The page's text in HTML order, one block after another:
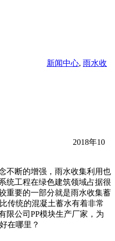
新闻中心, 雨水收
2018年10
不断的增强，雨水收集利用也
统工程在绿色建筑领域占据很
重要的一部分就是雨水收集蓄
传统的混凝土蓄水有着非常
限公司PP模块生产厂家，为
在哪里？